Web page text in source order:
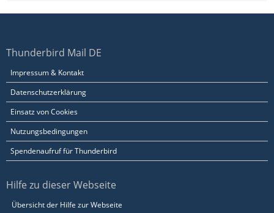
Thunderbird Mail DE
Impressum & Kontakt
Datenschutzerklärung
Einsatz von Cookies
Nutzungsbedingungen
Spendenaufruf für Thunderbird
Hilfe zu dieser Webseite
Übersicht der Hilfe zur Webseite